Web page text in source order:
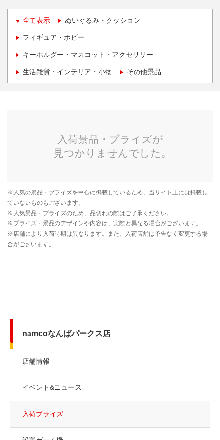
全て表示 ぬいぐるみ・クッション
フィギュア・ホビー
キーホルダー・マスコット・アクセサリー
生活雑貨・インテリア・小物 その他景品
namcoなんばパークス店
店舗情報
イベント&ニュース
入荷プライズ